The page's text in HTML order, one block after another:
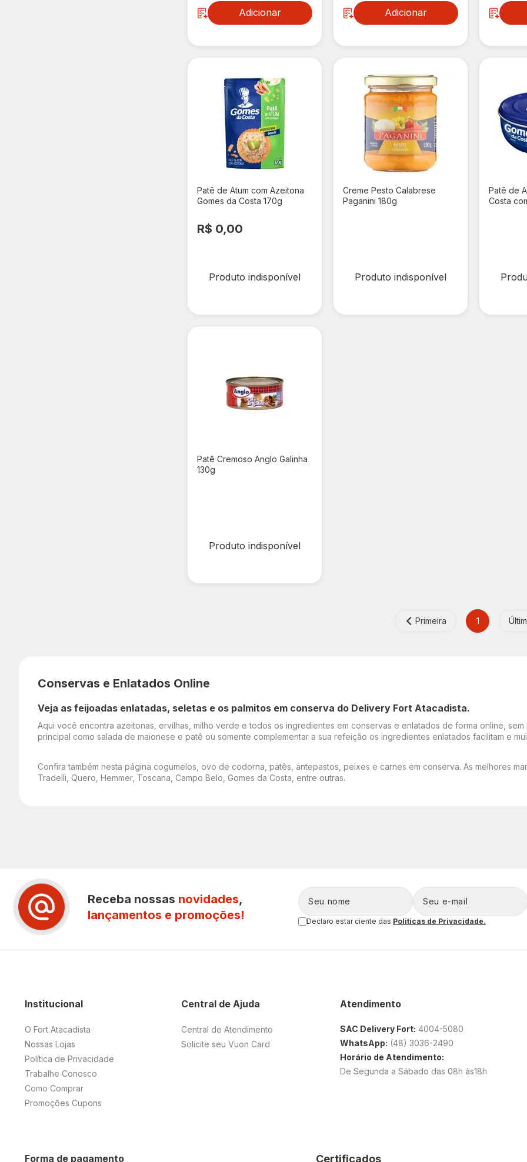
Adicionar Adicionar
Patê de Atum com Azeitona
Gomes da Costa 170g
R$ 0,00
Produto indisponível
Creme Pesto Calabrese
Paganini 180g
Produto indisponível
Patê de
Costa
Patê Cremoso Anglo Galinha
130g
Produto indisponível
Primeira 1
Conservas e Enlatados Online
Veja as feijoadas enlatadas, seletas e os palmitos em conserva do Delivery Fort Atacadista.
Aqui você encontra azeitonas, ervilhas, milho verde e todos os ingredientes em conservas e enlatados de forma online,
principal como salada de maionese e patê ou somente complementar a sua refeição os ingredientes enlatados facilitam e
Confira também nesta página cogumelos, ovo de codorna, patês, antepastos, peixes e carnes em conserva. As melhores
Tradelli, Quero, Hemmer, Toscana, Campo Belo, Gomes da Costa, entre outras.
Receba nossas novidades,
lançamentos e promoções!
Declaro estar ciente das Politicas de Privacidade.
Central de Ajuda
Central de Atendimento
Solicite seu Vuon Card
Institucional
O Fort Atacadista
Nossas Lojas
Política de Privacidade
Trabalhe Conosco
Como Comprar
Promoções Cupons
Atendimento
SAC Delivery Fort: 4004-5080
WhatsApp: (48) 3036-2490
Horário de Atendimento:
De Segunda a Sábado das 08h às18h
Forma de pagamento Certificados